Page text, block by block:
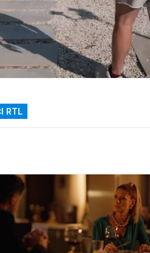
RTL